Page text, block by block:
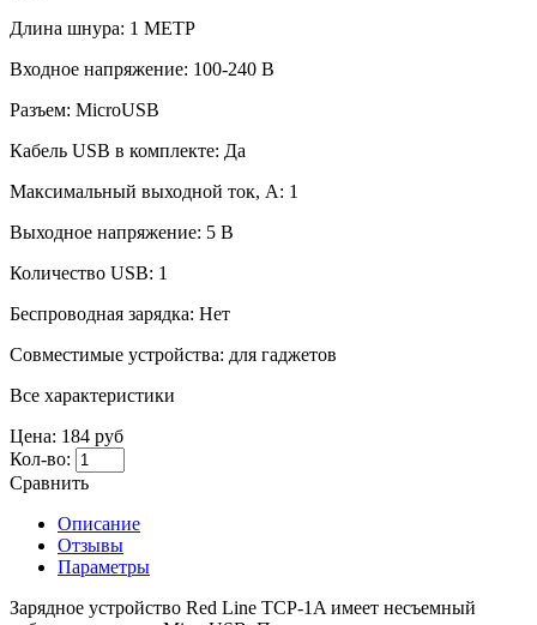
Длина шнура: 1 МЕТР
Входное напряжение: 100-240 В
Разъем: MicroUSB
Кабель USB в комплекте: Да
Максимальный выходной ток, А: 1
Выходное напряжение: 5 В
Количество USB: 1
Беспроводная зарядка: Нет
Совместимые устройства: для гаджетов
Все характеристики
Цена: 184 руб
Кол-во:
Сравнить
Описание
Отзывы
Параметры
Зарядное устройство Red Line ТСP-1A имеет несъемный